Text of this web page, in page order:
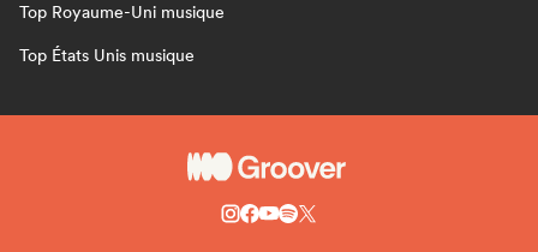
Top Royaume-Uni musique
Top États Unis musique